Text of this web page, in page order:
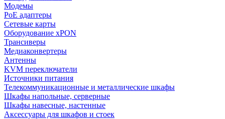
Модемы
PoE адаптеры
Сетевые карты
Оборудование xPON
Трансиверы
Медиаконвертеры
Антенны
KVM переключатели
Источники питания
Телекоммуникационные и металлические шкафы
Шкафы напольные, серверные
Шкафы навесные, настенные
Аксессуары для шкафов и стоек